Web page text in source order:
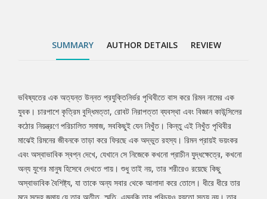
মানুষের অস্তিত্বের প্রশ্ন, সব মিলিয়ে গল্পটি ধীরে ধীরে এক গভীর দার্শনিক ও
SUMMARY AUTHOR DETAILS REVIEW
Tab
Article
ভবিষ্যতের এক অত্যন্ত উন্নত প্রযুক্তিনির্ভর পৃথিবীতে বাস করে রিমন নামের এক
যুবক। চারপাশে কৃত্রিম বুদ্ধিমত্তা, রোবট নিরাপত্তা ব্যবস্থা এবং বিজ্ঞান কাউন্সিলের
কঠোর নিয়ন্ত্রণে পরিচালিত সমাজ, সবকিছুই যেন নিখুঁত। কিন্তু এই নিখুঁত পৃথিবীর
মাঝেই রিমনের জীবনকে তাড়া করে ফিরছে এক অদ্ভুত রহস্য। রিমন প্রায়ই ভয়ংকর
এবং অস্বাভাবিক স্বপ্ন দেখে, যেখানে সে নিজেকে কখনো প্রাচীন যুদ্ধক্ষেত্রে, কখনো
অন্য যুগের মানুষ হিসেবে দেখতে পায়। শুধু তাই নয়, তার শরীরেও রয়েছে কিছু
অস্বাভাবিক বৈশিষ্ট্য, যা তাকে অন্য সবার থেকে আলাদা করে তোলে। ধীরে ধীরে তার